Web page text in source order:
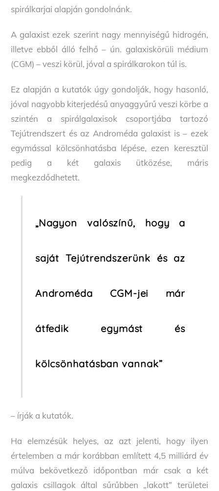
spirálkarjai alapján gondolnánk.
A galaxist ezek szerint nagy mennyiségű hidrogén,
illetve ebből álló felhő – ún. galaxiskörüli médium
(CGM) – veszi körül, jóval a spirálkarokon túl is.
Ez alapján a kutatók úgy gondolják, hogy hasonló,
jóval nagyobb kiterjedésű anyaggyűrű veszi körbe a
szintén a spirálgalaxisok csoportjába tartozó
Tejútrendszert és az Androméda galaxist is – ezek
egymással kölcsönhatásba lépése, ezen keresztül
pedig a két galaxis ütközése, máris
megkezdődhetett.
„Nagyon valószínű, hogy a
saját Tejútrendszerünk és az
Androméda CGM-jei már
átfedik egymást és
kölcsönhatásban vannak”
– írják a kutatók.
Ha elemzésük helyes, az azt jelenti, hogy ilyen
értelemben a már korábban említett 4,5 milliárd év
múlva bekövetkező időpontban már csak a két
galaxis csillagok által sűrűbben „lakott” területei